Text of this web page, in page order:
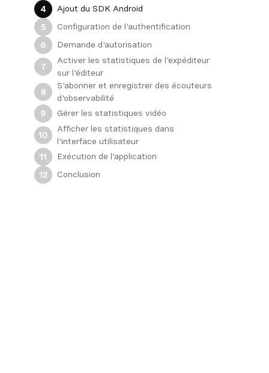
4
Ajout du SDK Android
5
Configuration de l'authentification
6
Demande d'autorisation
7
Activer les statistiques de l'expéditeur
sur l'éditeur
8
S'abonner et enregistrer des écouteurs
d'observabilité
9
Gérer les statistiques vidéo
10
Afficher les statistiques dans
l'interface utilisateur
11
Exécution de l'application
12
Conclusion